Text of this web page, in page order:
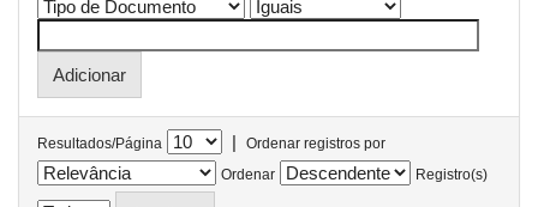
Resultados/Página |
Ordenar registros por
Ordenar
Registro(s)